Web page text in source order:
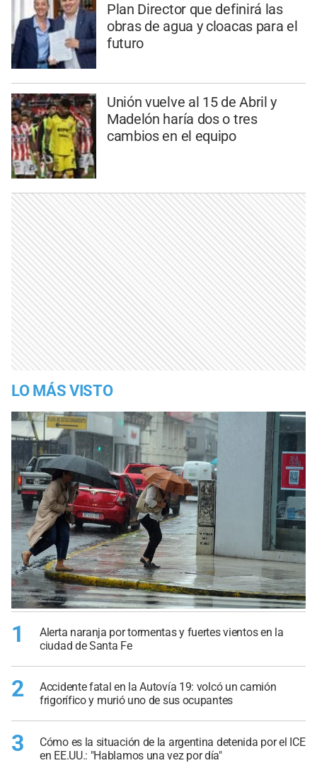
Plan Director que definirá las
obras de agua y cloacas para el
futuro
Unión vuelve al 15 de Abril y
Madelón haría dos o tres
cambios en el equipo
LO MÁS VISTO
1
Alerta naranja por tormentas y fuertes vientos en la
ciudad de Santa Fe
2
Accidente fatal en la Autovía 19: volcó un camión
frigorífico y murió uno de sus ocupantes
3
Cómo es la situación de la argentina detenida por el ICE
en EE.UU.: "Hablamos una vez por día"